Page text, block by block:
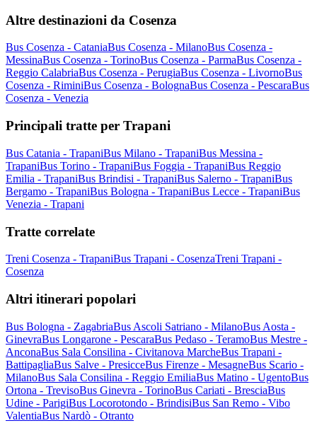
Altre destinazioni da Cosenza
Bus Cosenza - CataniaBus Cosenza - MilanoBus Cosenza -
MessinaBus Cosenza - TorinoBus Cosenza - ParmaBus Cosenza -
Reggio CalabriaBus Cosenza - PerugiaBus Cosenza - LivornoBus
Cosenza - RiminiBus Cosenza - BolognaBus Cosenza - PescaraBus
Cosenza - Venezia
Principali tratte per Trapani
Bus Catania - TrapaniBus Milano - TrapaniBus Messina -
TrapaniBus Torino - TrapaniBus Foggia - TrapaniBus Reggio
Emilia - TrapaniBus Brindisi - TrapaniBus Salerno - TrapaniBus
Bergamo - TrapaniBus Bologna - TrapaniBus Lecce - TrapaniBus
Venezia - Trapani
Tratte correlate
Treni Cosenza - TrapaniBus Trapani - CosenzaTreni Trapani -
Cosenza
Altri itinerari popolari
Bus Bologna - ZagabriaBus Ascoli Satriano - MilanoBus Aosta -
GinevraBus Longarone - PescaraBus Pedaso - TeramoBus Mestre -
AnconaBus Sala Consilina - Civitanova MarcheBus Trapani -
BattipagliaBus Salve - PresicceBus Firenze - MesagneBus Scario -
MilanoBus Sala Consilina - Reggio EmiliaBus Matino - UgentoBus
Ortona - TrevisoBus Ginevra - TorinoBus Cariati - BresciaBus
Udine - ParigiBus Locorotondo - BrindisiBus San Remo - Vibo
ValentiaBus Nardò - Otranto